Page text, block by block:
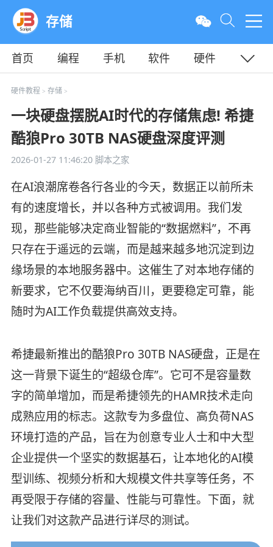
存储
首页 编程 手机 软件
硬件
教程
平面
硬件教程 > 存储>
一块硬盘摆脱AI时代的存储焦虑! 希捷
酷狼Pro 30TB NAS硬盘深度评测
2026-01-27 11:46:20脚本之家
在AI浪潮席卷各行各业的今天，数据正以前所未
有的速度增长，并以各种方式被调用。我们发
现，那些能够决定商业智能的“数据燃料”，不再
只存在于遥远的云端，而是越来越多地沉淀到边
缘场景的本地服务器中。这催生了对本地存储的
新要求，它不仅要海纳百川，更要稳定可靠，能
随时为AI工作负载提供高效支持。
希捷最新推出的酷狼Pro 30TB NAS硬盘，正是在
这一背景下诞生的“超级仓库”。它可不是容量数
字的简单增加，而是希捷领先的HAMR技术走向
成熟应用的标志。这款专为多盘位、高负荷NAS
环境打造的产品，旨在为创意专业人士和中大型
企业提供一个坚实的数据基石，让本地化的AI模
型训练、视频分析和大规模文件共享等任务，不
再受限于存储的容量、性能与可靠性。下面，就
让我们对这款产品进行详尽的测试。